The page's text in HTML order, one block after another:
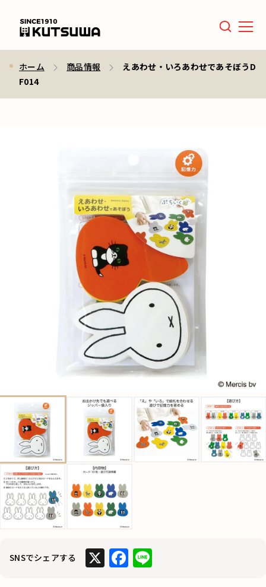
Menu
ホーム 商品情報
えあわせ・いろあわせであそぼうD
F014
SNSでシェアする X F Li